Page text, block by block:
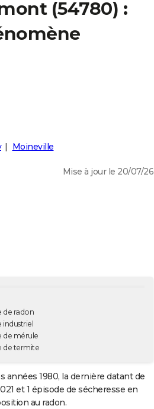
(54780) :
Moineville
Mise à jour le 20/07/26
de radon
industriel
de mérule
de termite
années 1980, la dernière datant de
et 1 épisode de sécheresse en
au radon.